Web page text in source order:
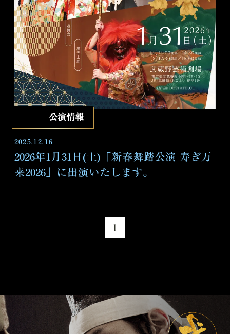
公演情報
2025.12.16
2026年1月31日(土)「新春舞踏公演 寿ぎ万
来2026」に出演いたします。
1